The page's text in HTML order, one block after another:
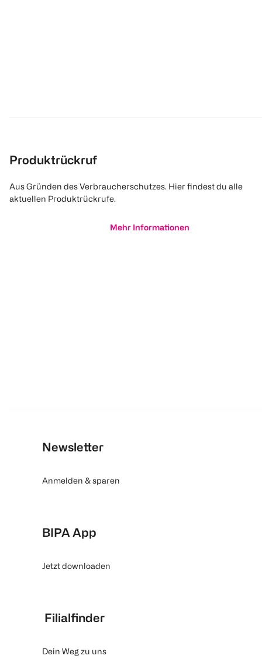
Produktrückruf
Aus Gründen des Verbraucherschutzes. Hier findest du alle
aktuellen Produktrückrufe.
Mehr Informationen
Newsletter
Anmelden & sparen
BIPA App
Jetzt downloaden
Filialfinder
Dein Weg zu uns